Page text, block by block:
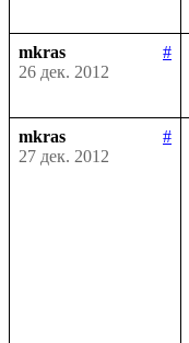
mkras
#
26 дек. 2012
mkras
#
27 дек. 2012